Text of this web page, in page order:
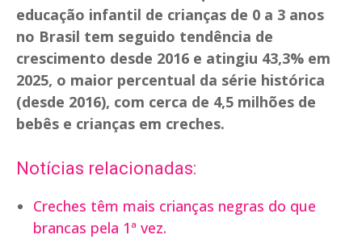
educação infantil de crianças de 0 a 3 anos
no Brasil tem seguido tendência de
crescimento desde 2016 e atingiu 43,3% em
2025, o maior percentual da série histórica
(desde 2016), com cerca de 4,5 milhões de
bebês e crianças em creches.
Notícias relacionadas:
Creches têm mais crianças negras do que
brancas pela 1ª vez.